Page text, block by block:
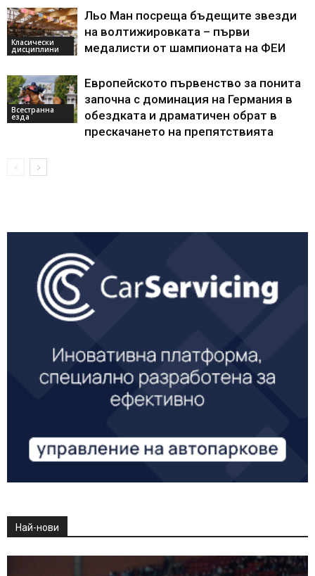
Класически
дисциплини
Льо Ман посреща бъдещите звезди
на волтижировката – първи
медалисти от шампионата на ФЕИ
Всестранна
езда
Европейското първенство за понита
започна с доминация на Германия в
обездката и драматичен обрат в
прескачането на препятствията
Най-нови